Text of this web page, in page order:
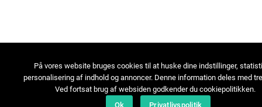
På vores website bruges cookies til at huske dine indstillinger,
personalisering af indhold og annoncer. Denne information deles med
Ved fortsat brug af websiden godkender du cookiepolitikken.
Ok
Privatlivspolitik